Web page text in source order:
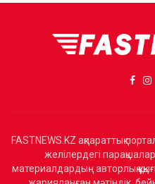
FASTNEWS.KZ ақпараттық
желілердегі
материалдардың авторлық